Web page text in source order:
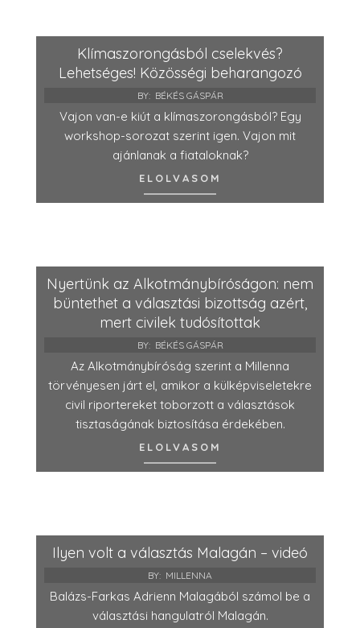
Klímaszorongásból cselekvés?
Lehetséges! Közösségi beharangozó
BY: BÉKÉS GÁSPÁR
Vajon van-e kiút a klímaszorongásból? Egy
workshop-sorozat szerint igen. Vajon mit
ajánlanak a fiataloknak?
ELOLVASOM
Nyertünk az Alkotmánybíróságon: nem
büntethet a választási bizottság azért,
mert civilek tudósítottak
BY: BÉKÉS GÁSPÁR
Az Alkotmánybíróság szerint a Millenna
törvényesen járt el, amikor a külképviseletekre
civil riportereket toborzott a választások
tisztaságának biztosítása érdekében.
ELOLVASOM
Ilyen volt a választás Malagán – videó
BY: MILLENNA
Balázs-Farkas Adrienn Malagából számol be a
választási hangulatról Malagán.